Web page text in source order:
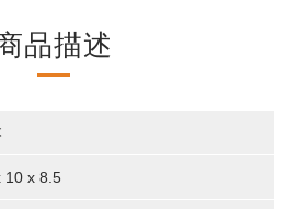
品描述
10 x 8.5